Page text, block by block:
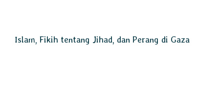
Islam, Fikih tentang Jihad, dan Perang di Gaza